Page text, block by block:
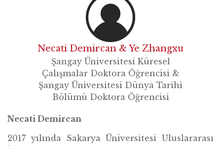
Necati Demircan & Ye Zhangxu
Şangay Üniversitesi Küresel
Çalışmalar Doktora Öğrencisi &
Şangay Üniversitesi Dünya Tarihi
Bölümü Doktora Öğrencisi
Necati Demircan
2017 yılında Sakarya Üniversitesi Uluslararası